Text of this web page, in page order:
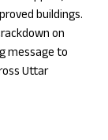
buildings.
on
message to
Uttar